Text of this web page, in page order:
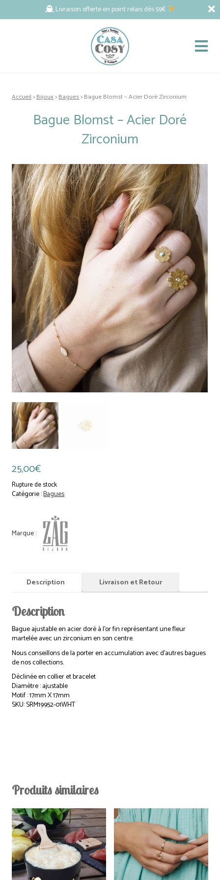
Livraison offerte en point relais dès 59€
Accueil>Bijoux>Bagues> Bague Blomst – Acier Doré Zirconium
Bague Blomst – Acier Doré
Zirconium
25,00€
Rupture de stock
Catégorie :Bagues
Description Livraison et Retour
Description
Bague ajustable en acier doré à l’or fin représentant une fleur
martelée avec un zirconium en son centre.
Nous conseillons de la porter en accumulation avec d’autres bagues
de nos collections.
Déclinée en collier et bracelet
Diamètre : ajustable
Motif : 17mm X 17mm
SKU: SRM19952-01WHT
Produits similaires